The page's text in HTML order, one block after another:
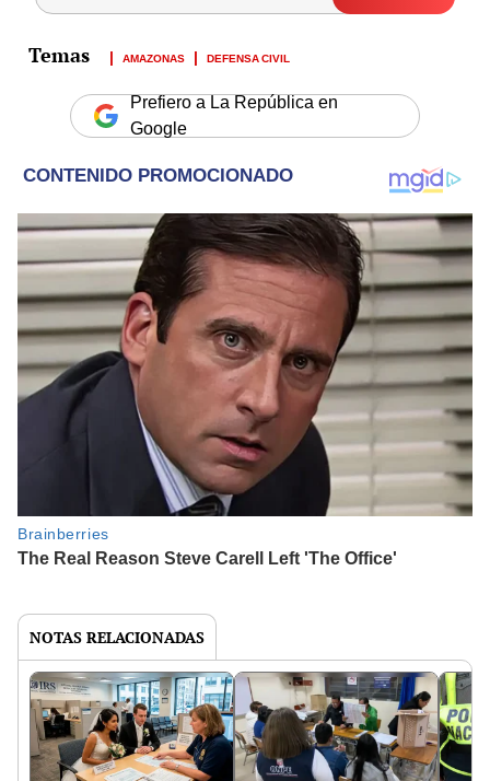
AMAZONAS DEFENSA CIVIL
Prefiero a La República en
Google
NOTAS RELACIONADAS